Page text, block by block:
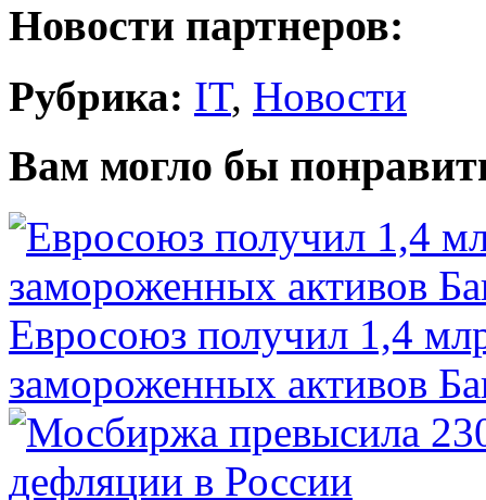
Новости партнеров:
Рубрика: IT, Новости
Вам могло бы
Евросоюз получил 1,4
замороженных активов